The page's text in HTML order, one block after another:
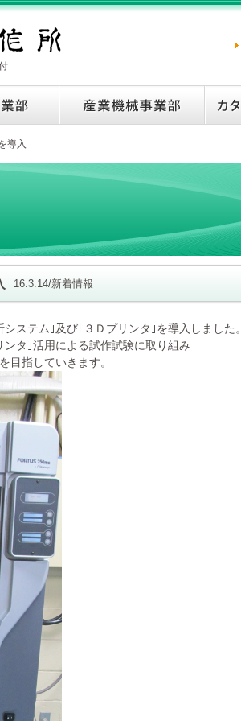
導入
16.3.14/新着情報
ステム｣及び｢３Ｄプリンタ｣を導入しました。
タ｣活用による試作試験に取り組み
目指していきます。